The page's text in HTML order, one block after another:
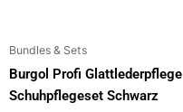
Bundles & Sets
Burgol Profi Glattlederpflege
Schuhpflegeset Schwarz